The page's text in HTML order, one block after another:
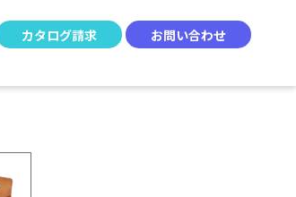
カタログ請求
お問い合わせ